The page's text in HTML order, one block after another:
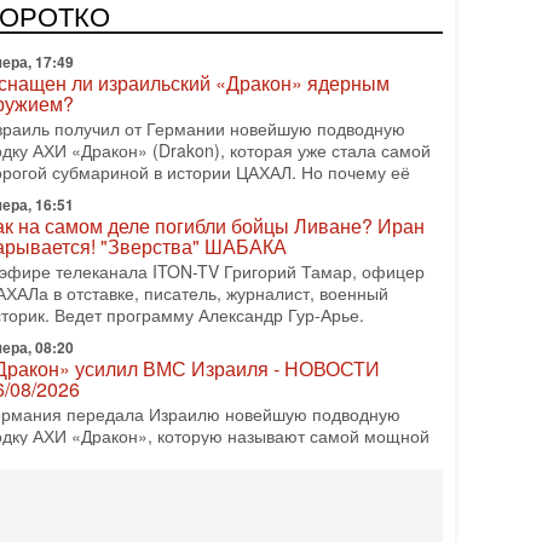
политический альянс? Что произойдет с
раскладом сил, если арабский список
17:49
ли израильский «Дракон» ядерным
получил от Германии новейшую подводную
АХИ «Дракон» (Drakon), которая уже стала самой
субмариной в истории ЦАХАЛ. Но почему её
16:51
на самом деле погибли бойцы Ливане? Иран
"Зверства" ШАБАКА
телеканала ITON-TV Григорий Тамар, офицер
в отставке, писатель, журналист, военный
Ведет программу Александр Гур-Арье.
08:20
усилил ВМС Израиля - НОВОСТИ
08/2026
передала Израилю новейшую подводную
АХИ «Дракон», которую называют самой мощной